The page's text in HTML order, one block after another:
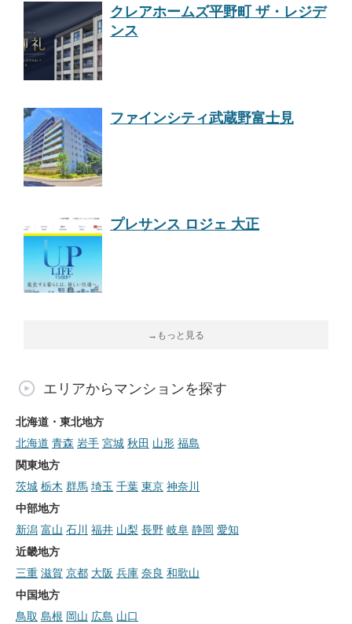
クレアホームズ平野町 ザ・レジデ
ンス
ファインシティ武蔵野富士見
プレサンス ロジェ 大正
→もっと見る
エリアからマンションを探す
北海道・東北地方
北海道 青森 岩手 宮城 秋田 山形 福島
関東地方
茨城 栃木 群馬 埼玉 千葉 東京 神奈川
中部地方
新潟 富山 石川 福井 山梨 長野 岐阜 静岡 愛知
近畿地方
三重 滋賀 京都 大阪 兵庫 奈良 和歌山
中国地方
鳥取 島根 岡山 広島 山口